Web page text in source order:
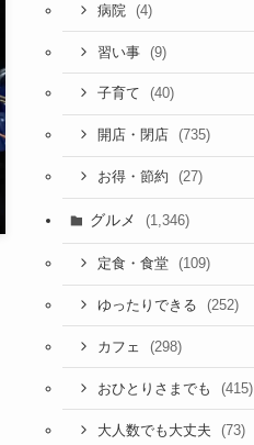
病院 (4)
習い事 (9)
子育て (40)
開店・閉店 (735)
お得・節約 (27)
グルメ (1,346)
定食・食堂 (109)
ゆったりできる (252)
カフェ (298)
おひとりさまでも (415)
大人数でも大丈夫 (73)